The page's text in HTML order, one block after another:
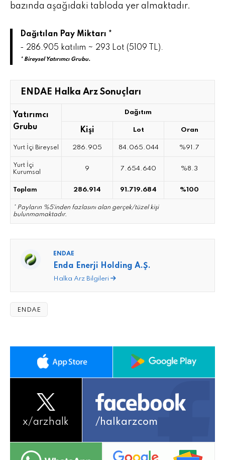
bazında aşağıdaki tabloda yer almaktadır.
Dağıtılan Pay Miktarı *
- 286.905 katılım ~ 293 Lot (5109 TL).
* Bireysel Yatırımcı Grubu.
ENDAE Halka Arz Sonuçları
Yatırımcı
Grubu
Dağıtım
Kişi Lot Oran
Yurt İçi Bireysel 286.905 84.065.044 %91.7
Yurt İçi
Kurumsal
9 7.654.640 %8.3
Toplam 286.914 91.719.684 %100
* Payların %5`inden fazlasını alan gerçek/tüzel kişi
bulunmamaktadır.
ENDAE
Enda Enerji Holding A.Ş.
Halka Arz Bilgileri
ENDAE
x/arzhalk /halkarzcom